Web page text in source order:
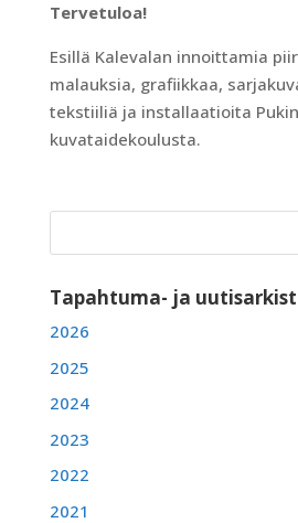
Tervetuloa!
Esillä Kalevalan innoittamia
malauksia, grafiikkaa,
tekstiiliä ja installaatioita
kuvataidekoulusta.
Tapahtuma- ja
2026
2025
2024
2023
2022
2021